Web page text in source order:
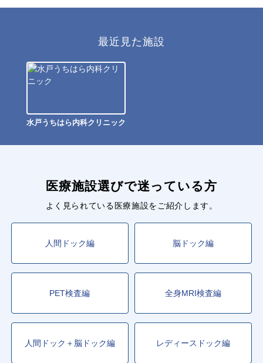
最近見た施設
水戸うちはら内科クリニック
医療施設選びで迷っている方
よく見られている医療施設をご紹介します。
人間ドック編 脳ドック編
PET検査編 全身MRI検査編
人間ドック＋脳ドック編 レディースドック編